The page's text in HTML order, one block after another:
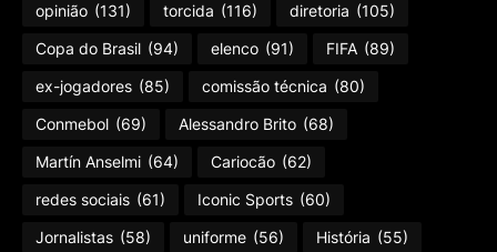
opinião (131) torcida (116) diretoria (105)
Copa do Brasil (94) elenco (91) FIFA (89)
ex-jogadores (85) comissão técnica (80)
Conmebol (69) Alessandro Brito (68)
Martín Anselmi (64) Cariocão (62)
redes sociais (61) Iconic Sports (60)
Jornalistas (58) uniforme (56) História (55)